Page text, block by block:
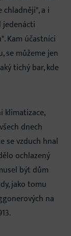
chladněji", a i
jedenácti
Kam účastníci
se můžeme jen
tichý bar, kde
klimatizace,
dnech
se vzduch hnal
ochlazený
být dům
jako tomu
na